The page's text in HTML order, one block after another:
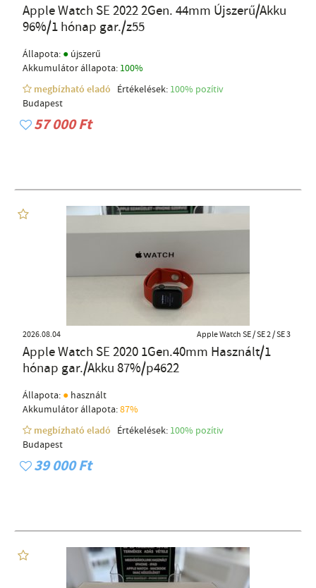
Apple Watch SE 2022 2Gen. 44mm Újszerű/Akku
96%/1 hónap gar./z55
Állapota: ● újszerű
Akkumulátor állapota: 100%
megbízható eladó
Értékelések: 100% pozítiv
Budapest
57 000 Ft
2026.08.04 Apple Watch SE / SE 2 / SE 3
Apple Watch SE 2020 1Gen.40mm Használt/1
hónap gar./Akku 87%/p4622
Állapota: ● használt
Akkumulátor állapota:87%
megbízható eladó
Értékelések: 100% pozítiv
Budapest
39 000 Ft